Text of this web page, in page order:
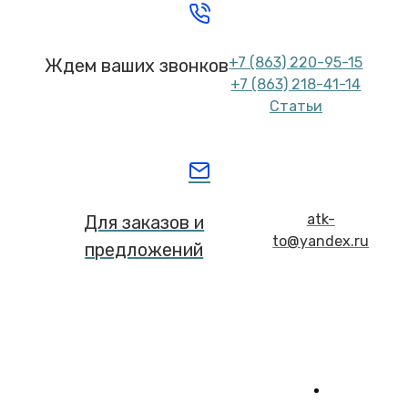
Ждем ваших звонков+7 (863) 220-95-15
+7 (863) 218-41-14
Статьи
Для заказов и
предложений
atk-
to@yandex.ru